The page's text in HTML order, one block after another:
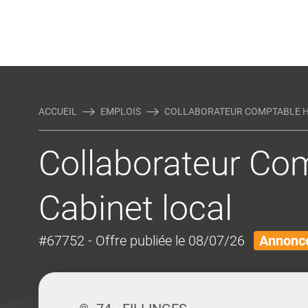
ACCUEIL EMPLOIS COLLABORATEUR COMPTABLE
Collaborateur
Cabinet local
#67752 - Offre publiée le 08/07/26